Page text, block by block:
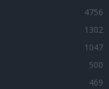
4756
1302
1047
500
469